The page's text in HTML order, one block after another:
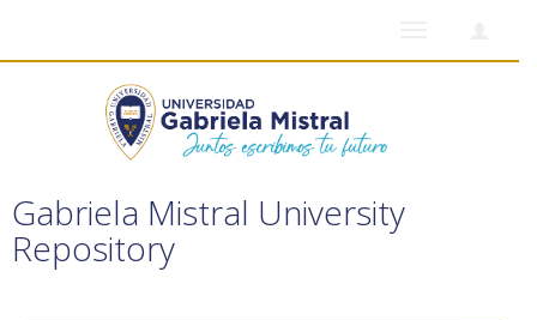
Gabriela Mistral University
Repository